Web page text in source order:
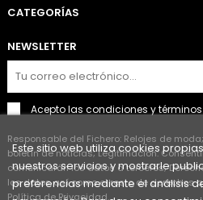
CATEGORÍAS
NEWSLETTER
Acepto las condiciones y
Responsable del Fichero: Relojes de
boletín de noticias; Legitimación:
comunicarán los datos a terceros;
los datos así como el resto de derechos
Política de Privacidad.
Este sitio web utiliza cookies
nuestros servicios y mostrarle
preferencias mediante el análisis